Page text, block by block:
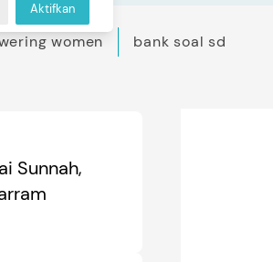
Aktifkan
women bank soal sd
Sunnah,